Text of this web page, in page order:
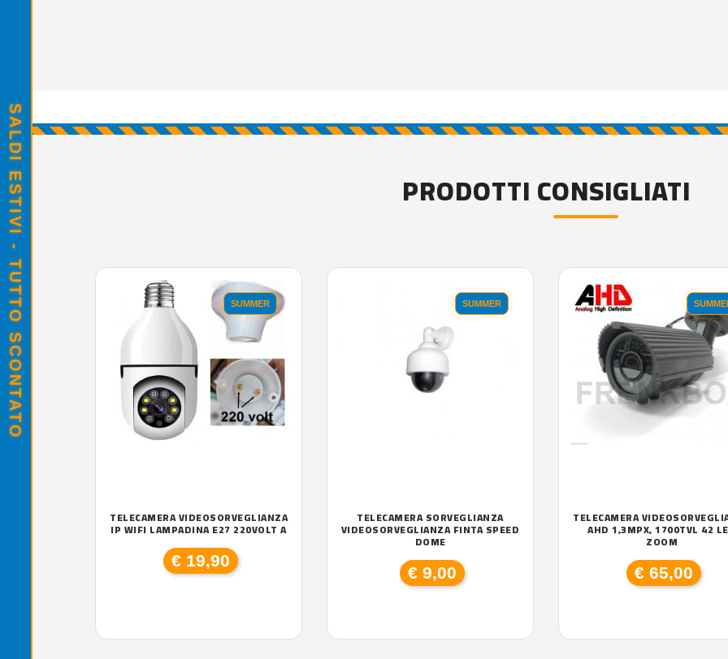
PRODOTTI CONSIGLIATI
SUMMER
TELECAMERA VIDEOSORVEGLIANZA
IP WIFI LAMPADINA E27 220VOLT A
€ 19,90
SUMMER
TELECAMERA SORVEGLIANZA
VIDEOSORVEGLIANZA FINTA SPEED
DOME
€ 9,00
TELECAMERA
AHD 1,3MPX, 1700TVL 42
ZOOM
€ 65,00
SALDI ESTIVI - TUTTO SCONTATO